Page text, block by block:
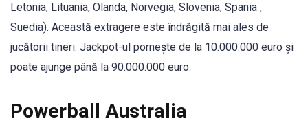
Letonia, Lituania, Olanda, Norvegia, Slovenia, Spania ,
Suedia). Această extragere este îndrăgită mai ales de
jucătorii tineri. Jackpot-ul pornește de la 10.000.000 euro și
poate ajunge până la 90.000.000 euro.
Powerball Australia